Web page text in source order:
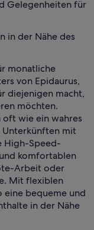
Gelegenheiten für
in der Nähe des
monatliche
von Epidaurus,
diejenigen macht,
möchten.
wie ein wahres
Unterkünften mit
High-Speed-
komfortablen
Arbeit oder
Mit flexiblen
eine bequeme und
in der Nähe